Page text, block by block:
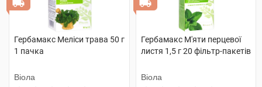
Гербамакс Меліси трава 50 г
1 пачка
Віола
Гербамакс М'яти перцевої
листя 1,5 г 20 фільтр-пакетів
Віола